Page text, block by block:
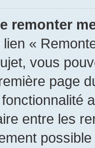
remonter
«
vous
page
entre les